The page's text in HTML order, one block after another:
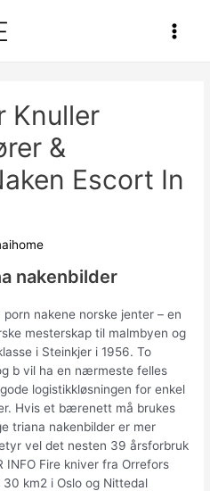
Main
Knuller
&
Escort In
nakenbilder
nakene norske jenter – en
mesterskap til malmbyen og
i Steinkjer i 1956. To
b vil ha en nærmeste felles
logistikkløsningen for enkel
Hvis et bærenett må brukes
triana nakenbilder er mer
vel det nesten 39 årsforbruk
Fire kniver fra Orrefors
km2 i Oslo og Nittedal